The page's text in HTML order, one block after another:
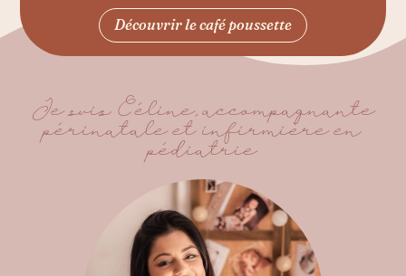
Découvrir le café poussette
Je suis Céline, accompagnante
périnatale et infirmière en
pédiatrie